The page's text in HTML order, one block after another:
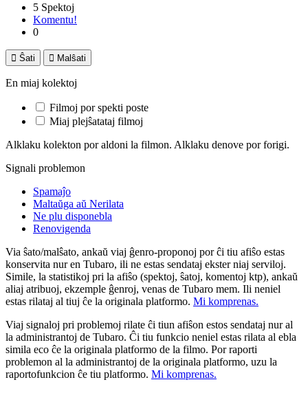
5 Spektoj
Komentu!
0
 Ŝati  Malŝati
En miaj kolektoj
Filmoj por spekti poste
Miaj plejŝatataj filmoj
Alklaku kolekton por aldoni la filmon. Alklaku denove por forigi.
Signali problemon
Spamaĵo
Maltaŭga aŭ Nerilata
Ne plu disponebla
Renovigenda
Via ŝato/malŝato, ankaŭ viaj ĝenro-proponoj por ĉi tiu afiŝo estas
konservita nur en Tubaro, ili ne estas sendataj ekster niaj serviloj.
Simile, la statistikoj pri la afiŝo (spektoj, ŝatoj, komentoj ktp), ankaŭ
aliaj atribuoj, ekzemple ĝenroj, venas de Tubaro mem. Ili neniel
estas rilataj al tiuj ĉe la originala platformo. Mi komprenas.
Viaj signaloj pri problemoj rilate ĉi tiun afiŝon estos sendataj nur al
la administrantoj de Tubaro. Ĉi tiu funkcio neniel estas rilata al ebla
simila eco ĉe la originala platformo de la filmo. Por raporti
problemon al la administrantoj de la originala platformo, uzu la
raportofunkcion ĉe tiu platformo. Mi komprenas.